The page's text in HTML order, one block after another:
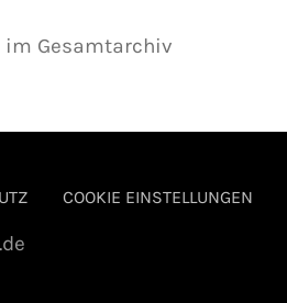
im Gesamtarchiv
COOKIE EINSTELLUNGEN